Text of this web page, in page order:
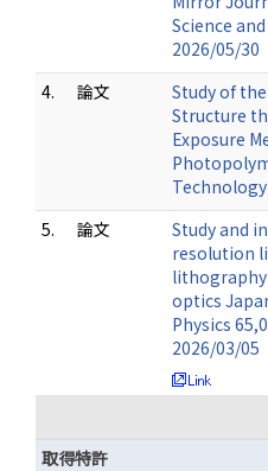
Science
2026/05/30
4.
論文
Study of
Structure
Exposure
5.
論文
Study and
resolution
optics
Physics
2026/03/05
取得特許